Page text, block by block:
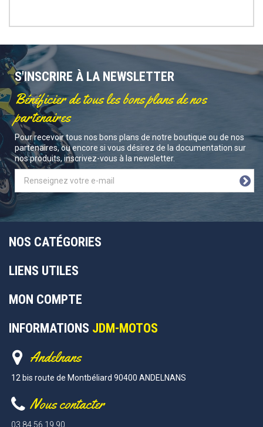
S'INSCRIRE À LA NEWSLETTER
Bénéficier de tous les bons plans de nos
partenaires
Pour recevoir tous nos bons plans de notre boutique ou de nos
partenaires, ou encore si vous désirez de la documentation sur
nos produits, inscrivez-vous à la newsletter.
NOS CATÉGORIES
LIENS UTILES
MON COMPTE
INFORMATIONS JDM-MOTOS
Andelnans
12 bis route de Montbéliard 90400 ANDELNANS
Nous contacter
03 84 56 19 90